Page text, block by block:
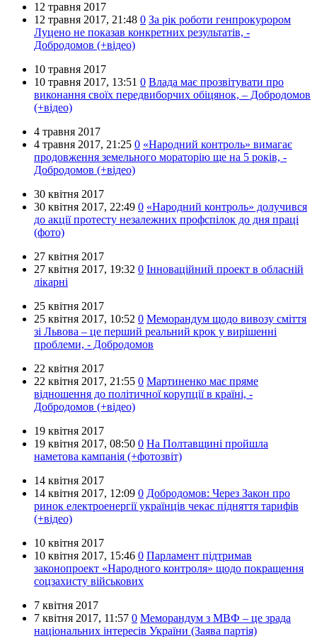
12 травня 2017
12 травня 2017, 21:48 0 За рік роботи генпрокурором
Луцено не показав конкретних результатів, -
Добродомов (+відео)
10 травня 2017
10 травня 2017, 13:51 0 Влада має прозвітувати про
виконання своїх передвиборчих обіцянок, – Добродомов
(+відео)
4 травня 2017
4 травня 2017, 21:25 0 «Народний контроль» вимагає
продовження земельного мораторію ще на 5 років, -
Добродомов (+відео)
30 квітня 2017
30 квітня 2017, 22:49 0 «Народний контроль» долучився
до акції протесту незалежних профспілок до дня праці
(фото)
27 квітня 2017
27 квітня 2017, 19:32 0 Інноваційний проект в обласній
лікарні
25 квітня 2017
25 квітня 2017, 10:52 0 Меморандум щодо вивозу сміття
зі Львова – це перший реальний крок у вирішенні
проблеми, - Добродомов
22 квітня 2017
22 квітня 2017, 21:55 0 Мартиненко має пряме
відношення до політичної корупції в країні, -
Добродомов (+відео)
19 квітня 2017
19 квітня 2017, 08:50 0 На Полтавщині пройшла
наметова кампанія (+фотозвіт)
14 квітня 2017
14 квітня 2017, 12:09 0 Добродомов: Через Закон про
ринок електроенергії українців чекає підняття тарифів
(+відео)
10 квітня 2017
10 квітня 2017, 15:46 0 Парламент підтримав
законопроект «Народного контроля» щодо покращення
соцзахисту військових
7 квітня 2017
7 квітня 2017, 11:57 0 Меморандум з МВФ – це зрада
національних інтересів України (Заява партія)